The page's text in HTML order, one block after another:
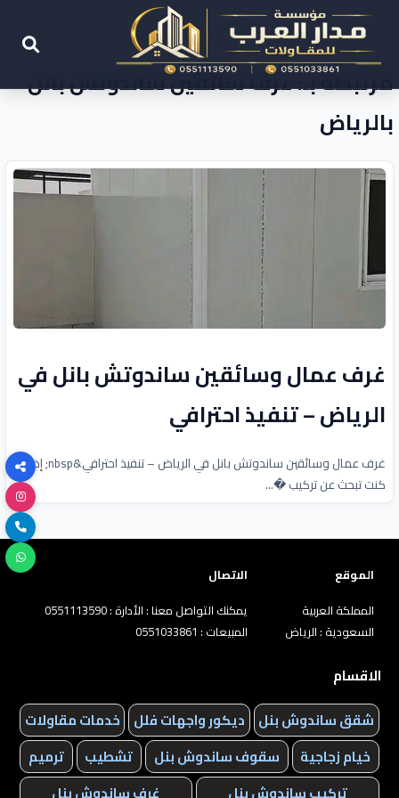
مرتبطة بـ: غرف سائقين ساندوتش بانل
بالرياض
غرف عمال وسائقين ساندوتش بانل في
الرياض – تنفيذ احترافي
غرف عمال وسائقين ساندوتش بانل في الرياض – تنفيذ احترافي&nbsp; إذا
كنت تبحث عن تركيب �...
الموقع
الاتصال
المملكة العربية
السعودية : الرياض
يمكنك التواصل معنا : الأدارة : 0551113590
المبيعات : 0551033861
الاقسام
شقق ساندوش بنل ديكور واجهات فلل خدمات مقاولات
خيام زجاجية
سقوف ساندوش بنل تشطيب
ترميم
تركيب ساندوش بنل
غرف ساندوش بنل